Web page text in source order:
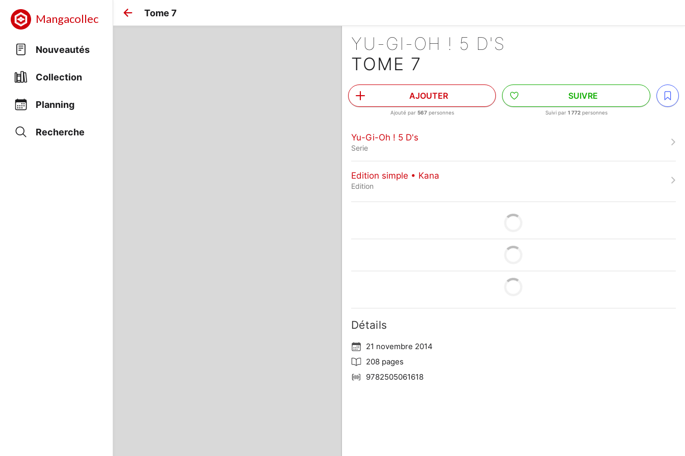
Mangacollec
Nouveautés
Collection
Planning
Recherche
Tome 7
YU-GI-OH ! 5 D'S
TOME 7
AJOUTER
Ajouté par 567personnes
SUIVRE
Suivi par 1 772personnes
Yu-Gi-Oh ! 5 D's
Serie
Edition simple • Kana
Edition
Détails
21 novembre 2014
208 pages
9782505061618